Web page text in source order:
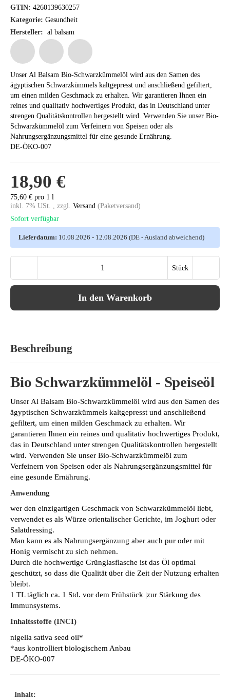
GTIN: 4260139630257
Kategorie: Gesundheit
Hersteller: al balsam
Unser Al Balsam Bio-Schwarzkümmelöl wird aus den Samen des
ägyptischen Schwarzkümmels kaltgepresst und anschließend gefiltert,
um einen milden Geschmack zu erhalten. Wir garantieren Ihnen ein
reines und qualitativ hochwertiges Produkt, das in Deutschland unter
strengen Qualitätskontrollen hergestellt wird. Verwenden Sie unser Bio-
Schwarzkümmelöl zum Verfeinern von Speisen oder als
Nahrungsergänzungsmittel für eine gesunde Ernährung.
DE-ÖKO-007
18,90 €
75,60 € pro 1 l
inkl. 7% USt. , zzgl. Versand (Paketversand)
Sofort verfügbar
Lieferdatum: 10.08.2026 - 12.08.2026 (DE - Ausland abweichend)
Stück
In den Warenkorb
Beschreibung
Bio Schwarzkümmelöl - Speiseöl
Unser Al Balsam Bio-Schwarzkümmelöl wird aus den Samen des
ägyptischen Schwarzkümmels kaltgepresst und anschließend
gefiltert, um einen milden Geschmack zu erhalten. Wir
garantieren Ihnen ein reines und qualitativ hochwertiges Produkt,
das in Deutschland unter strengen Qualitätskontrollen hergestellt
wird. Verwenden Sie unser Bio-Schwarzkümmelöl zum
Verfeinern von Speisen oder als Nahrungsergänzungsmittel für
eine gesunde Ernährung.
Anwendung
wer den einzigartigen Geschmack von Schwarzkümmelöl liebt,
verwendet es als Würze orientalischer Gerichte, im Joghurt oder
Salatdressing.
Man kann es als Nahrungsergänzung aber auch pur oder mit
Honig vermischt zu sich nehmen.
Durch die hochwertige Grünglasflasche ist das Öl optimal
geschützt, so dass die Qualität über die Zeit der Nutzung erhalten
bleibt.
1 TL täglich ca. 1 Std. vor dem Frühstück |zur Stärkung des
Immunsystems.
Inhaltsstoffe (INCI)
nigella sativa seed oil*
*aus kontrolliert biologischem Anbau
DE-ÖKO-007
Inhalt: